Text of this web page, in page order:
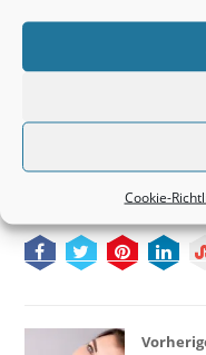
Cookie-
wirklich aufgeregt. In
Privatdates mit
sinnlich wird.
Tags:Einsame Frauen
Einsame Frauen